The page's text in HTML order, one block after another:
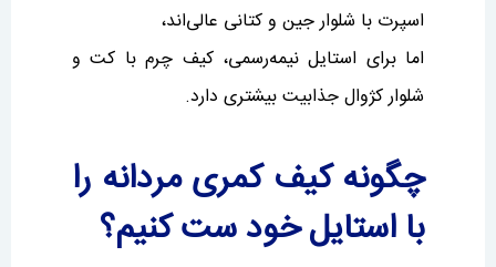
اسپرت با شلوار جین و کتانی عالی‌اند،
اما برای استایل نیمه‌رسمی، کیف چرم با کت و
شلوار کژوال جذابیت بیشتری دارد.
چگونه کیف کمری مردانه را
با استایل خود ست کنیم؟